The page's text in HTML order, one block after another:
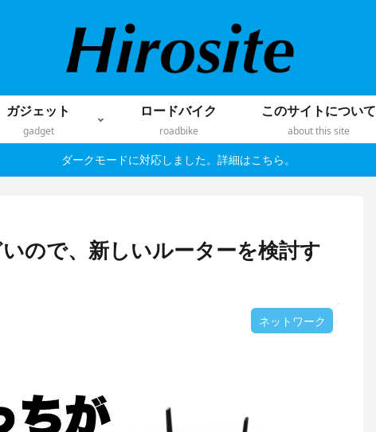
ガジェット
gadget
ロードバイク
roadbike
このサイトについて
about this site
ダークモードに対応しました。詳細はこちら。
ので、新しいルーターを検討す
ネットワーク